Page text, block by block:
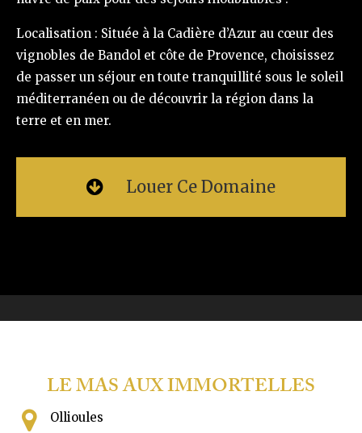
Localisation : Située à la Cadière d’Azur au cœur des
vignobles de Bandol et côte de Provence, choisissez
de passer un séjour en toute tranquillité sous le soleil
méditerranéen ou de découvrir la région dans la
terre et en mer.
Louer Ce Domaine
LE MAS AUX IMMORTELLES
Ollioules